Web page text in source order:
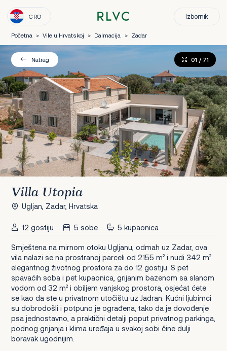
CRO Izbornik
Početna > Vile u Hrvatskoj > Dalmacija > Zadar
Natrag 01 / 71
Villa Utopia
Ugljan, Zadar, Hrvatska
12 gostiju 5 sobe 5 kupaonica
Smještena na mirnom otoku Ugljanu, odmah uz Zadar, ova
vila nalazi se na prostranoj parceli od 2155 m² i nudi 342 m²
elegantnog životnog prostora za do 12 gostiju. S pet
spavaćih soba i pet kupaonica, grijanim bazenom sa slanom
vodom od 32 m² i obiljem vanjskog prostora, osjećat ćete
se kao da ste u privatnom utočištu uz Jadran. Kućni ljubimci
su dobrodošli i potpuno je ograđena, tako da je dovođenje
psa jednostavno, a praktični detalji poput privatnog parkinga,
podnog grijanja i klima uređaja u svakoj sobi čine dulji
boravak ugodnijim.